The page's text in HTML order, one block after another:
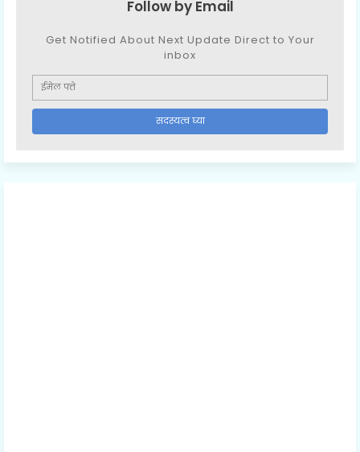
Follow by Email
Get Notified About Next Update Direct to Your
inbox